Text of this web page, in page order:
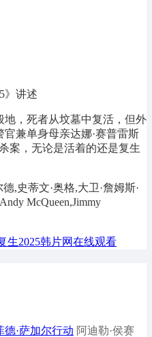
》讲述
地，死者从坟墓中复活，但外
兼单身母亲达娜·赛普雷斯
案，无论是活着的还是复生
,史蒂文·奥格,大卫·詹姆斯·
McQueen,Jimmy
生2025韩片网在线观看
德·萨加尔行动 阿迪勒·侯赛